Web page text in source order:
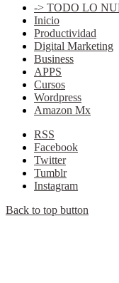
-> TODO LO
Inicio
Productividad
Digital Marketing
Business
APPS
Cursos
Wordpress
Amazon Mx
RSS
Facebook
Twitter
Tumblr
Instagram
Back to top button